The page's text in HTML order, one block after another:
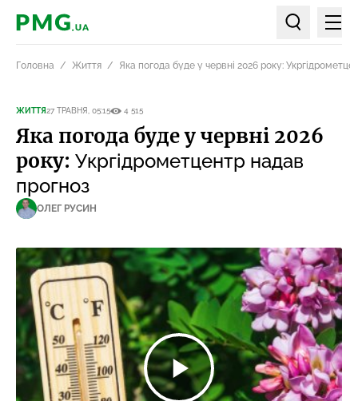
PMG.ua
Пошук по
Головна Життя Яка погода буде у червні 2026 року:
ЖИТТЯ27 ТРАВНЯ, 05:15 4 515
Яка погода буде у червні 2026
року: Укргідрометцентр надав
прогноз
ОЛЕГ РУСИН